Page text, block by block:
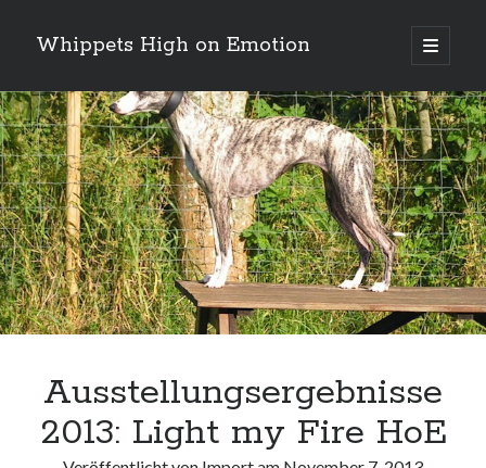
Whippets High on Emotion
öffnen
Sidebar
Neueste Kommentare
Profil
von
ingrid.krahheiermann
auf
Facebook
anzeigen
Archiv
Archiv
Ausstellungsergebnisse
2013: Light my Fire HoE